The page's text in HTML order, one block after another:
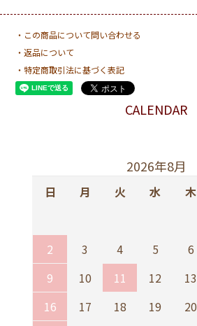
・この商品について問い合わせる
・返品について
・特定商取引法に基づく表記
カバー＋中綿(税込2860円)
2,860円(税込)
CALENDAR
2026年8月
日 月 火 水 木
2
3 4 5 6
9
10 11 12 13
16
17 18 19 20